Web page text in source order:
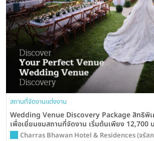
สถานที่จัดงานแต่งงาน
Wedding Venue Discovery Package สิทธิพิเ
เพื่อเยี่ยมชมสถานที่จัดงาน เริ่มต้นเพียง 12,700
Bhawan Hotel and Residences
Charras Bhawan Hotel